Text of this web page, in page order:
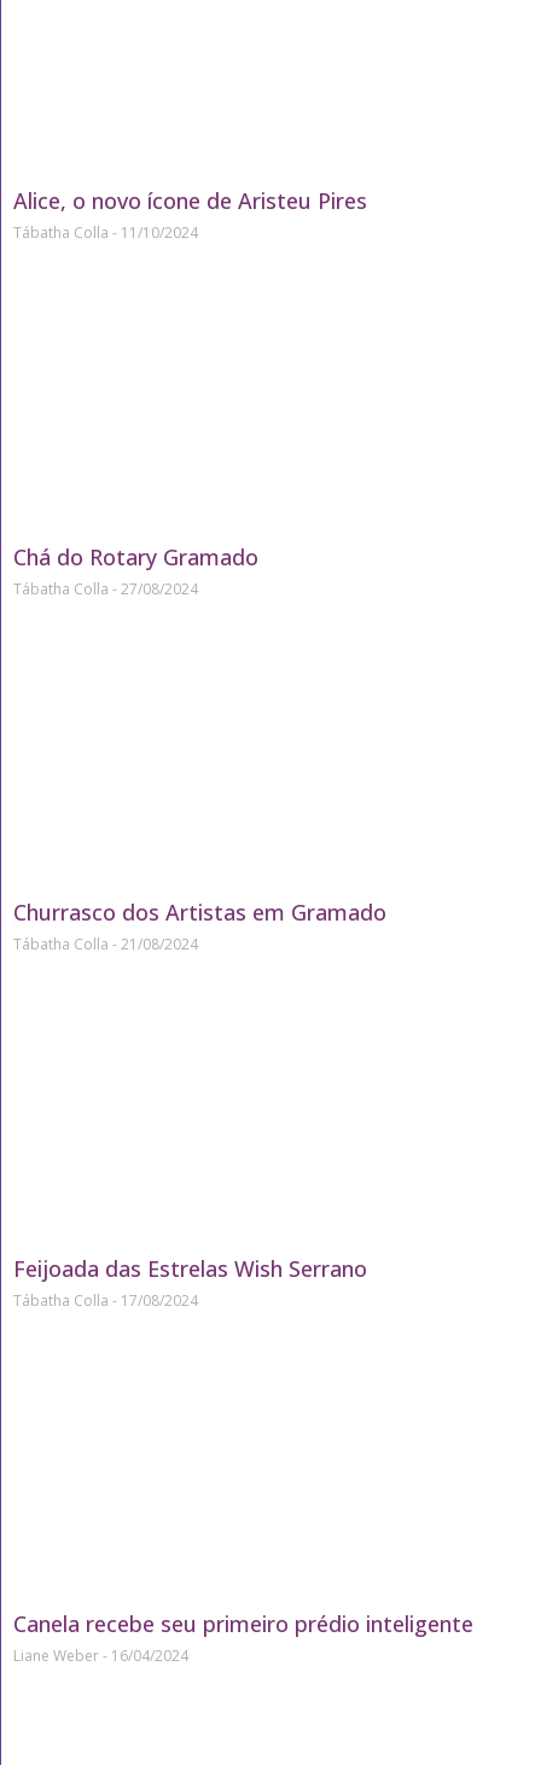
Alice, o novo ícone de Aristeu Pires
Tábatha Colla 11/10/2024
Chá do Rotary Gramado
Tábatha Colla 27/08/2024
Churrasco dos Artistas em Gramado
Tábatha Colla 21/08/2024
Feijoada das Estrelas Wish Serrano
Tábatha Colla 17/08/2024
Canela recebe seu primeiro prédio inteligente
Liane Weber 16/04/2024